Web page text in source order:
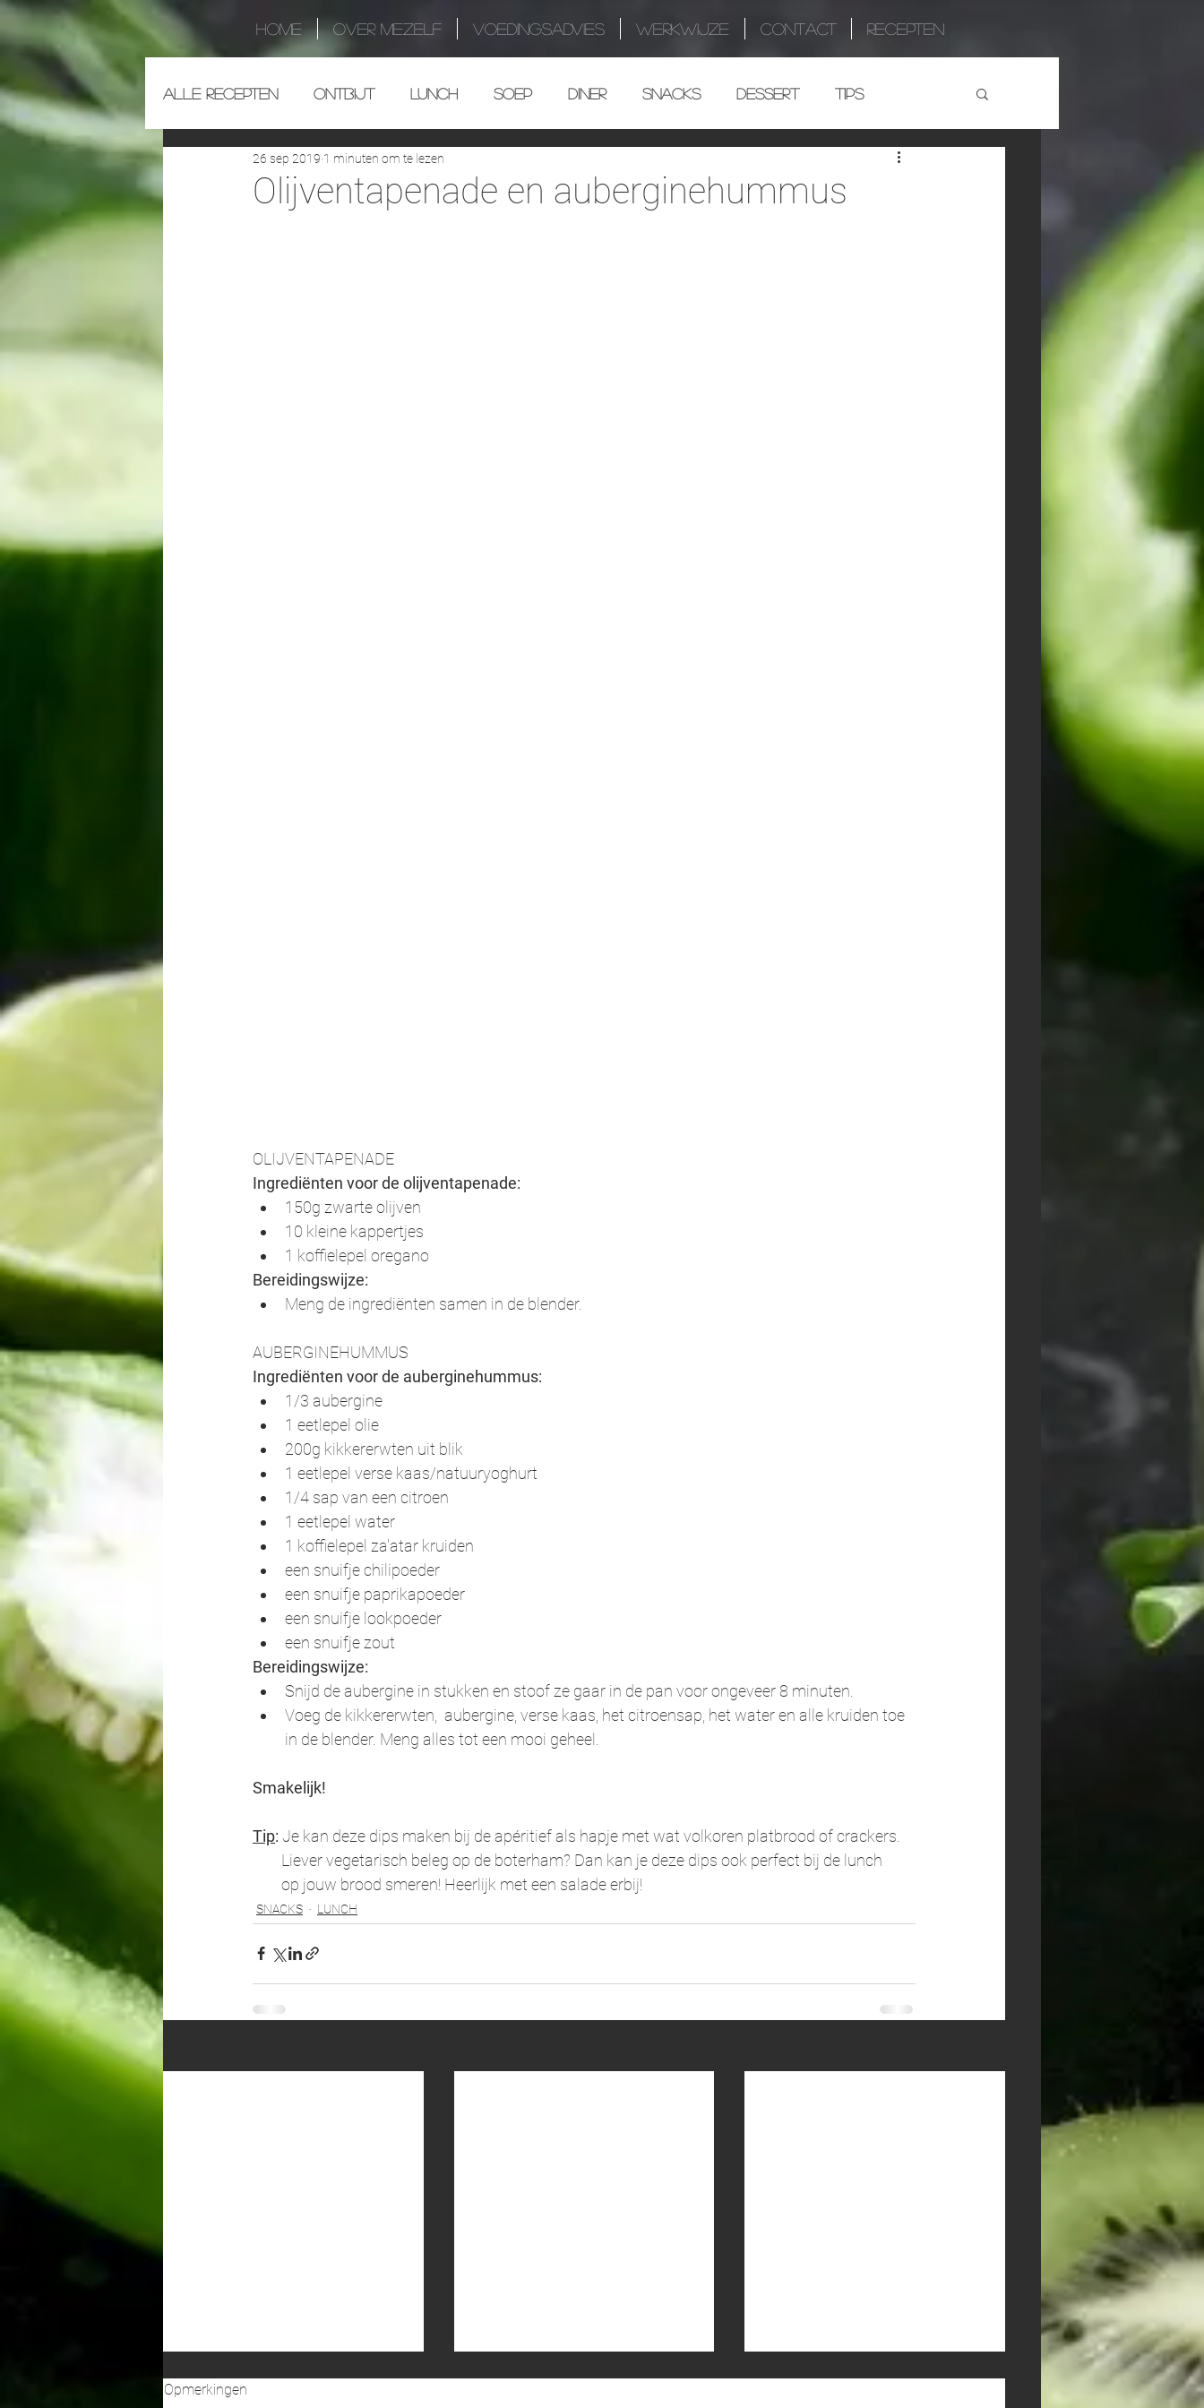
HOME OVER MEZELF VOEDINGSADVIES WERKWIJZE CONTACT RECEPTEN
ALLE RECEPTEN ONTBIJT LUNCH SOEP DINER SNACKS DESSERT TIPS
Olijventapenade en auberginehummus
26 sep 2019 1 minuten om te lezen
OLIJVENTAPENADE
Ingrediënten voor de olijventapenade:
150g zwarte olijven
10 kleine kappertjes
1 koffielepel oregano
Bereidingswijze:
Meng de ingrediënten samen in de blender.
AUBERGINEHUMMUS
Ingrediënten voor de auberginehummus:
1/3 aubergine
1 eetlepel olie
200g kikkererwten uit blik
1 eetlepel verse kaas/natuuryoghurt
1/4 sap van een citroen
1 eetlepel water
1 koffielepel za'atar kruiden
een snuifje chilipoeder
een snuifje paprikapoeder
een snuifje lookpoeder
een snuifje zout
Bereidingswijze:
Snijd de aubergine in stukken en stoof ze gaar in de pan voor ongeveer 8 minuten.
Voeg de kikkererwten,  aubergine, verse kaas, het citroensap, het water en alle kruiden toe
in de blender. Meng alles tot een mooi geheel.
Smakelijk!
Tip: Je kan deze dips maken bij de apéritief als hapje met wat volkoren platbrood of crackers.
        Liever vegetarisch beleg op de boterham? Dan kan je deze dips ook perfect bij de lunch
        op jouw brood smeren! Heerlijk met een salade erbij!
SNACKS LUNCH
Opmerkingen